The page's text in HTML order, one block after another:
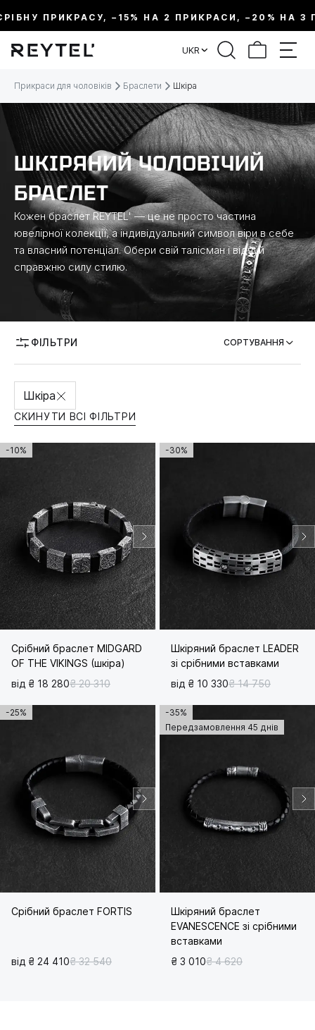
ПРИКРАСУ, –15% НА 2 ПРИКРАСИ, –20% НА 3
UKR
Прикраси для чоловіків Браслети Шкіра
ШКІРЯНИЙ ЧОЛОВІЧИЙ
БРАСЛЕТ
Кожен браслет REYTEL' — це не просто частина
ювелірної колекції, а індивідуальний символ віри в себе
та власний потенціал. Обери свій талісман і відчуй
справжню силу стилю.
ФІЛЬТРИ
ФІЛЬТР
МЕТАЛ
ВИД ПРИКРАСИ
КОЛЕКЦІЇ
РОЗМІР
ТЕМАТИКА
МОЖЛИВІСТЬ ГРАВІЮВАННЯ СОРТУВАННЯ
Шкіра
СКИНУТИ ВСІ ФІЛЬТРИ
-10%
Срібний браслет MIDGARD
OF THE VIKINGS (шкіра)
від ₴ 18 280₴ 20 310
-30%
Шкіряний браслет LEADER
зі срібними вставками
від ₴ 10 330₴ 14 750
-25%
Срібний браслет FORTIS
від ₴ 24 410₴ 32 540
-35%
Передзамовлення 45 днів
Шкіряний браслет
EVANESCENCE зі срібними
вставками
₴ 3 010₴ 4 620